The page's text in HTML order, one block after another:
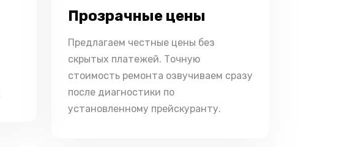
Прозрачные цены
Предлагаем честные цены без
скрытых платежей. Точную
стоимость ремонта озвучиваем сразу
после диагностики по
установленному прейскуранту.